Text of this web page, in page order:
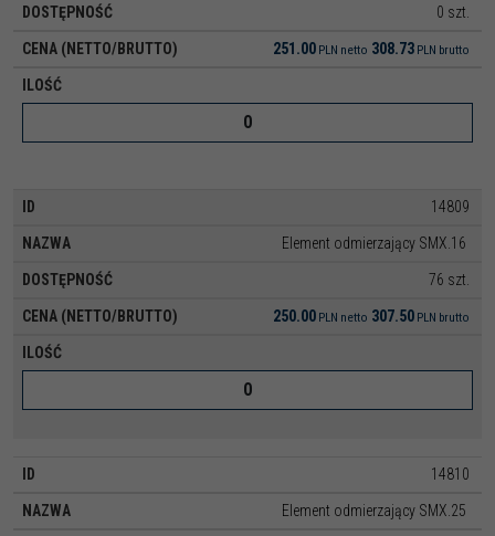
0 szt.
251.00 PLN netto 308.73 PLN brutto
14809
Element odmierzający SMX.16
76 szt.
250.00 PLN netto 307.50 PLN brutto
14810
Element odmierzający SMX.25